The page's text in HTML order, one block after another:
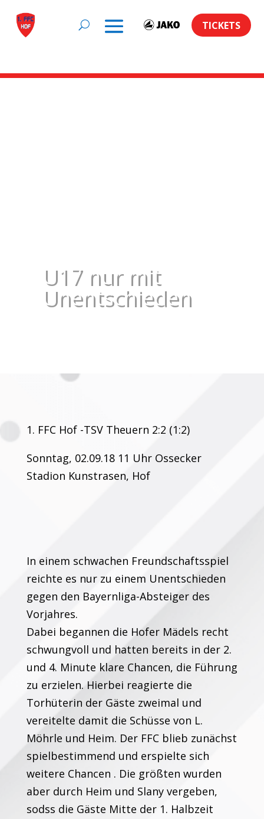
TICKETS
U17 nur mit
Unentschieden
1. FFC Hof -TSV Theuern 2:2 (1:2)
Sonntag, 02.09.18 11 Uhr Ossecker
Stadion Kunstrasen, Hof
In einem schwachen Freundschaftsspiel
reichte es nur zu einem Unentschieden
gegen den Bayernliga-Absteiger des
Vorjahres.
Dabei begannen die Hofer Mädels recht
schwungvoll und hatten bereits in der 2.
und 4. Minute klare Chancen, die Führung
zu erzielen. Hierbei reagierte die
Torhüterin der Gäste zweimal und
vereitelte damit die Schüsse von L.
Möhrle und Heim. Der FFC blieb zunächst
spielbestimmend und erspielte sich
weitere Chancen . Die größten wurden
aber durch Heim und Slany vergeben,
sodss die Gäste Mitte der 1. Halbzeit